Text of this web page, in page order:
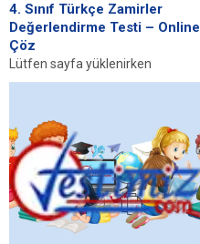
4. Sınıf Türkçe Zamirler
Değerlendirme Testi – Online
Çöz
Lütfen sayfa yüklenirken
bekleyiniz, tarayıcınızda
olduğundan emin olunuz. Eğer
sayfa yüklenmediyse buraya...